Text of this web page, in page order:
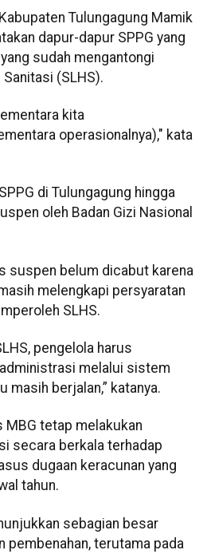
Tulungagung Mamik
dapur-dapur SPPG yang
sudah mengantongi
(SLHS).
kita
operasionalnya)," kata
di Tulungagung hingga
oleh Badan Gizi Nasional
suspen belum dicabut karena
melengkapi persyaratan
SLHS.
pengelola harus
melalui sistem
masih berjalan,” katanya.
MBG tetap melakukan
secara berkala terhadap
dugaan keracunan yang
tahun.
sebagian besar
pembenahan, terutama pada